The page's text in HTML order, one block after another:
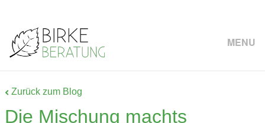
MENU
Zurück zum Blog
Die Mischung machts